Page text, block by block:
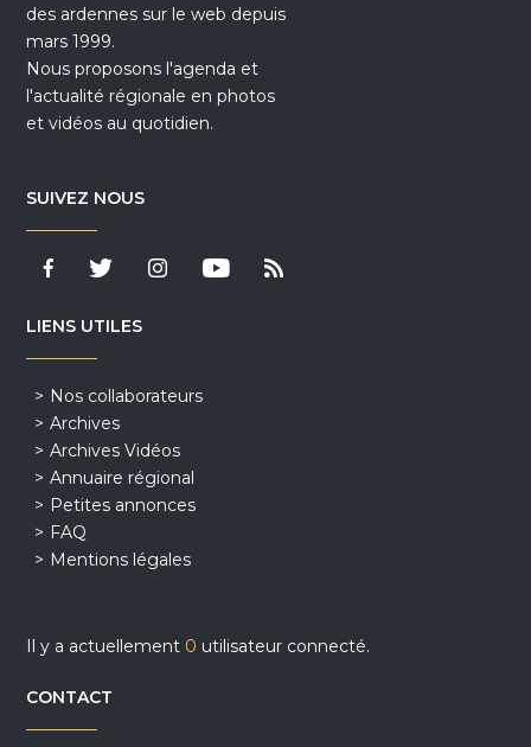
des ardennes sur le web depuis
mars 1999.
Nous proposons l'agenda et
l'actualité régionale en photos
et vidéos au quotidien.
SUIVEZ NOUS
LIENS UTILES
Nos collaborateurs
Archives
Archives Vidéos
Annuaire régional
Petites annonces
FAQ
Mentions légales
Il y a actuellement 0 utilisateur connecté.
CONTACT